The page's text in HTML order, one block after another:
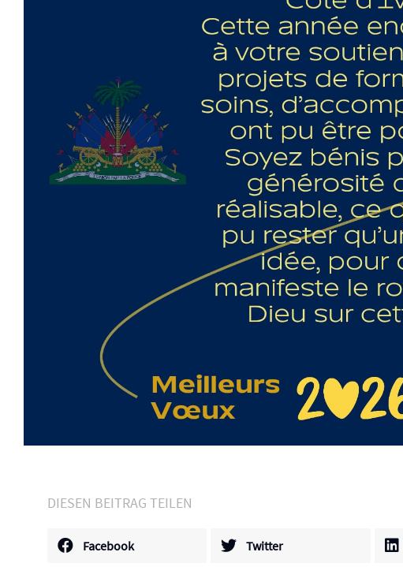
DIESEN BEITRAG TEILEN
Facebook Twitter